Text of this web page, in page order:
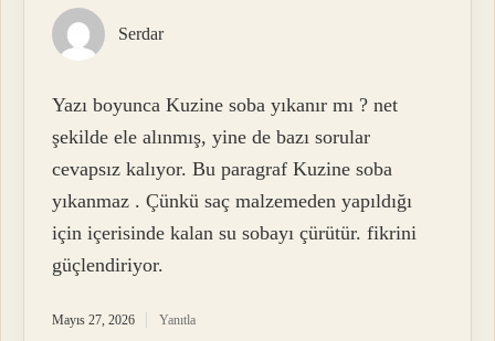
Serdar
Yazı boyunca Kuzine soba yıkanır mı ? net
şekilde ele alınmış, yine de bazı sorular
cevapsız kalıyor. Bu paragraf Kuzine soba
yıkanmaz . Çünkü saç malzemeden yapıldığı
için içerisinde kalan su sobayı çürütür. fikrini
güçlendiriyor.
Mayıs 27, 2026 Yanıtla